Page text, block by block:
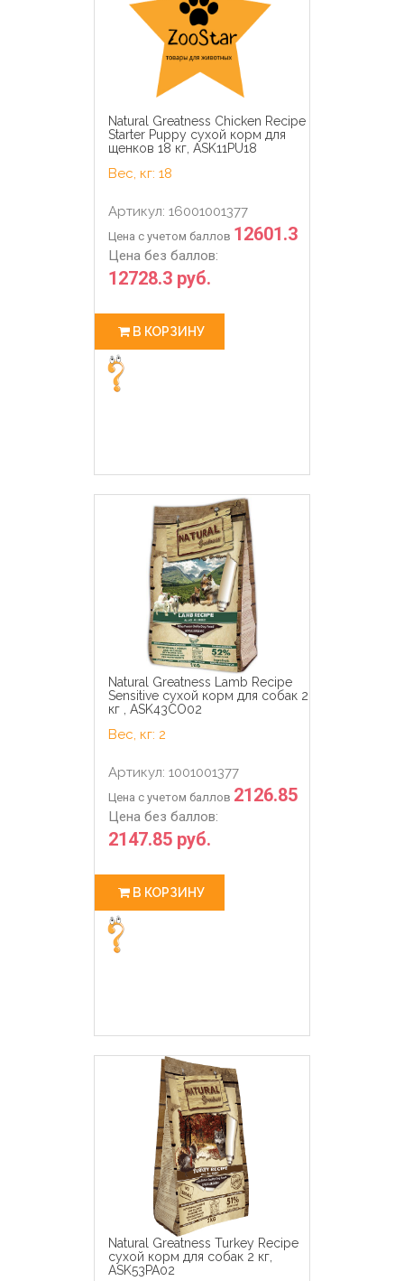
Natural Greatness Chicken Recipe
Starter Puppy сухой корм для
щенков 18 кг, ASK11PU18
Вес, кг: 18
Артикул: 16001001377
Цена с учетом баллов 12601.3
Цена без баллов:
12728.3 руб.
В КОРЗИНУ
Natural Greatness Lamb Recipe
Sensitive сухой корм для собак 2
кг , ASK43CO02
Вес, кг: 2
Артикул: 1001001377
Цена с учетом баллов 2126.85
Цена без баллов:
2147.85 руб.
В КОРЗИНУ
Natural Greatness Turkey Recipe
сухой корм для собак 2 кг,
ASK53PA02